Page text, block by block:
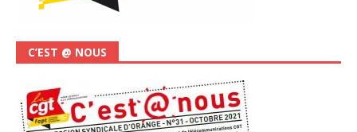
C’EST @ NOUS